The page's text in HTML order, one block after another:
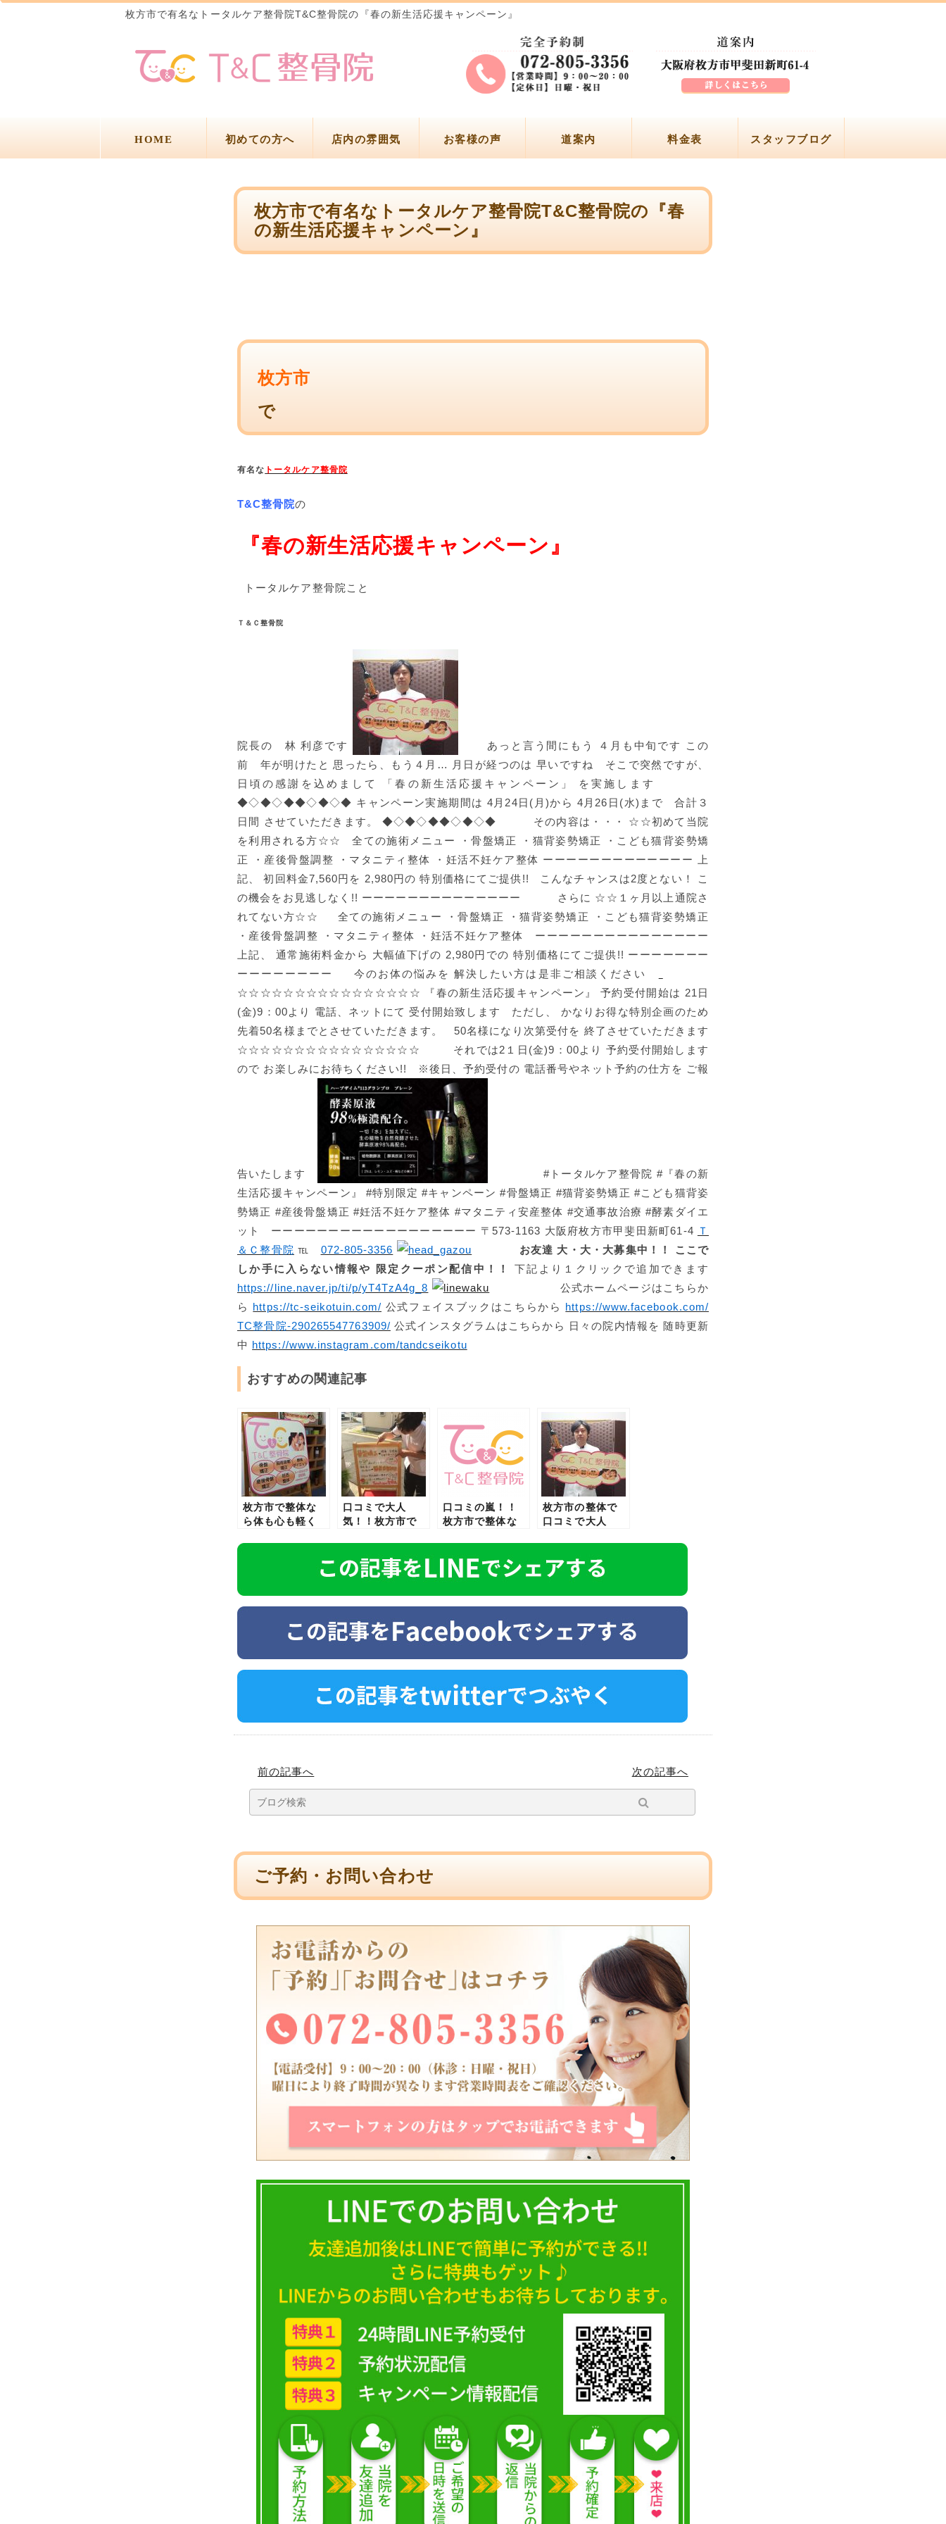
枚方市で有名なトータルケア整骨院T&C整骨院の『春の新生活応援キャンペーン』
HOME 初めての方へ 店内の雰囲気 お客様の声 道案内 料金表 スタッフブログ
枚方市で有名なトータルケア整骨院T&C整骨院の『春
の新生活応援キャンペーン』
枚方市
で
有名な トータルケア整骨院
T&C整骨院の
『春の新生活応援キャンペーン』
トータルケア整骨院こと
Ｔ＆Ｃ整骨院
院長の 林 利彦です
あっと言う間にもう ４月も中旬です この
前 年が明けたと 思ったら、もう４月… 月日が経つのは 早いですね そこで突然ですが、
日頃の感謝を込めまして 「春の新生活応援キャンペーン」 を実施します
◆◇◆◇◆◆◇◆◇◆ キャンペーン実施期間は 4月24日(月)から 4月26日(水)まで 合計３
日間 させていただきます。 ◆◇◆◇◆◆◇◆◇◆
その内容は・・・ ☆☆初めて当院
を利用される方☆☆ 全ての施術メニュー ・骨盤矯正 ・猫背姿勢矯正 ・こども猫背姿勢矯
正 ・産後骨盤調整 ・マタニティ整体 ・妊活不妊ケア整体 ーーーーーーーーーーーーー 上
記、 初回料金7,560円を 2,980円の 特別価格にてご提供!! こんなチャンスは2度とない！ こ
の機会をお見逃しなく!! ーーーーーーーーーーーーーー
さらに ☆☆１ヶ月以上通院さ
れてない方☆☆ 全ての施術メニュー ・骨盤矯正 ・猫背姿勢矯正 ・こども猫背姿勢矯正
・産後骨盤調整 ・マタニティ整体 ・妊活不妊ケア整体 ーーーーーーーーーーーーーーー
上記、 通常施術料金から 大幅値下げの 2,980円での 特別価格にてご提供!! ーーーーーーー
ーーーーーーーー 今のお体の悩みを 解決したい方は是非ご相談ください
☆☆☆☆☆☆☆☆☆☆☆☆☆☆☆☆ 『春の新生活応援キャンペーン』 予約受付開始は 21日
(金)9：00より 電話、ネットにて 受付開始致します ただし、 かなりお得な特別企画のため
先着50名様までとさせていただきます。 50名様になり次第受付を 終了させていただきます
☆☆☆☆☆☆☆☆☆☆☆☆☆☆☆☆ それでは2１日(金)9：00より 予約受付開始します
ので お楽しみにお待ちください!! ※後日、予約受付の 電話番号やネット予約の仕方を ご報
告いたします
#トータルケア整骨院 #『春の新
生活応援キャンペーン』 #特別限定 #キャンペーン #骨盤矯正 #猫背姿勢矯正 #こども猫背姿
勢矯正 #産後骨盤矯正 #妊活不妊ケア整体 #マタニティ安産整体 #交通事故治療 #酵素ダイエ
ット ーーーーーーーーーーーーーーーーーー 〒573-1163 大阪府枚方市甲斐田新町61-4 Ｔ
＆Ｃ整骨院 ℡ 072-805-3356 お友達 大・大・大募集中！！
ここで
しか手に入らない情報や
限定クーポン配信中！！
下記より１クリックで追加できます
https://line.naver.jp/ti/p/yT4TzA4g_8
公式ホームページはこちらか
ら https://tc-seikotuin.com/ 公式フェイスブックはこちらから https://www.facebook.com/
TC整骨院-290265547763909/ 公式インスタグラムはこちらから 日々の院内情報を 随時更新
中 https://www.instagram.com/tandcseikotu
おすすめの関連記事
枚方市で整体な
ら体も心も軽く
口コミで大人
気！！枚方市で
タルケア整骨院
Ｔ＆Ｃ整骨院で
口コミの嵐！！
枚方市で整体な
骨院で決ま
り！！
枚方市の整体で
口コミで大人
ルケア整骨院
T&C整骨院
前の記事へ 次の記事へ
ご予約・お問い合わせ